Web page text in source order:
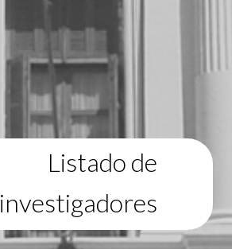
Listado de
investigadores